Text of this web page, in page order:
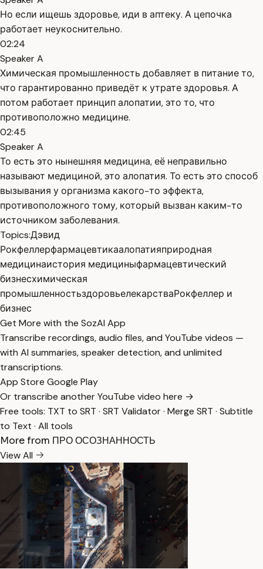
Но если ищешь здоровье, иди в аптеку. А цепочка
работает неукоснительно.
02:24
Speaker A
Химическая промышленность добавляет в питание то,
что гарантированно приведёт к утрате здоровья. А
потом работает принцип алопатии, это то, что
противоположно медицине.
02:45
Speaker A
То есть это нынешняя медицина, её неправильно
называют медициной, это алопатия. То есть это способ
вызывания у организма какого-то эффекта,
противоположного тому, который вызван каким-то
источником заболевания.
Topics:Дэвид
Рокфеллерфармацевтикаалопатияприродная
медицинаистория медициныфармацевтический
бизнесхимическая
промышленностьздоровьелекарстваРокфеллер и
бизнес
Get More with the SozAI App
Transcribe recordings, audio files, and YouTube videos —
with AI summaries, speaker detection, and unlimited
transcriptions.
App Store Google Play
Or transcribe another YouTube video here →
Free tools: TXT to SRT · SRT Validator· Merge SRT · Subtitle
to Text · All tools
More from ПРО ОСОЗНАННОСТЬ
View All